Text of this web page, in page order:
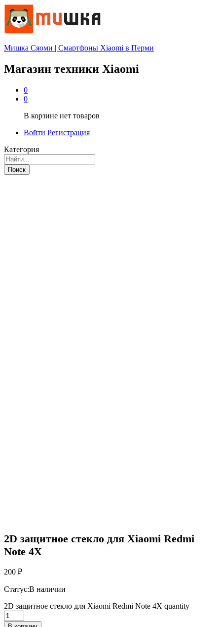
Мишка Сяоми | Смартфоны Xiaomi в Перми
Магазин техники Xiaomi
0
0
В корзине нет товаров
Войти Регистрация
Категория
Поиск
2D защитное стекло для Xiaomi Redmi
Note 4X
200 ₽
Статус:В наличии
2D защитное стекло для Xiaomi Redmi Note 4X quantity